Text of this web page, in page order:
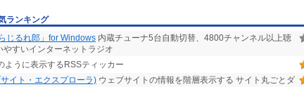
ランキング
じるれ郎」for Windows 内蔵チューナ5台自動切替、4800チャンネル以上聴
やすいインターネットラジオ
ように表示するRSSティッカー
イト・エクスプローラ) ウェブサイトの情報を階層表示する サイト丸ごとダ